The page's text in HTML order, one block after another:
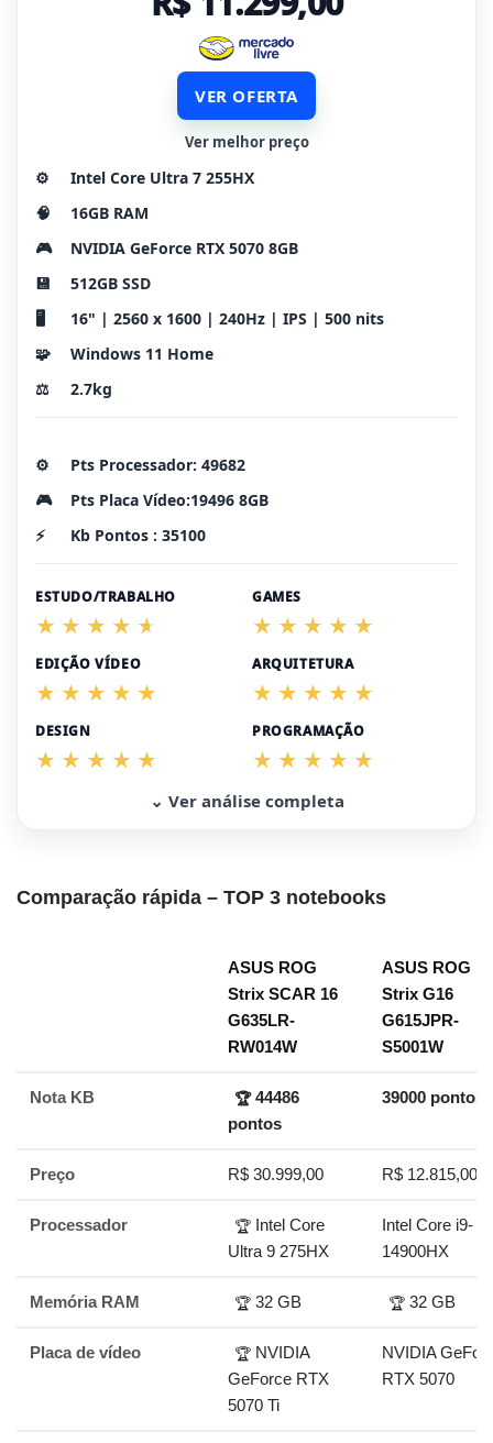
VER OFERTA
Ver melhor preço
⚙️
Intel Core Ultra 7 255HX
🧠
16GB RAM
🎮
NVIDIA GeForce RTX 5070 8GB
💾
512GB SSD
🖥️
16" | 2560 x 1600 | 240Hz | IPS | 500 nits
🧩
Windows 11 Home
⚖️
2.7kg
⚙️
Pts Processador: 49682
🎮
Pts Placa Vídeo:19496 8GB
⚡
Kb Pontos : 35100
ESTUDO/TRABALHO GAMES
EDIÇÃO VÍDEO ARQUITETURA
DESIGN PROGRAMAÇÃO
⌄ Ver análise completa
Comparação rápida – TOP 3 notebooks
ASUS ROG
Strix SCAR 16
G635LR-
RW014W
ASUS ROG
Strix G16
G615JPR-
S5001W
Nota KB 🏆44486
pontos
39000 pontos
Preço R$ 30.999,00 R$ 12.815,00
Processador 🏆 Intel Core
Ultra 9 275HX
Intel Core i9-
14900HX
Memória RAM 🏆 32 GB 🏆 32 GB
Placa de vídeo 🏆 NVIDIA
GeForce RTX
5070 Ti
NVIDIA
RTX 5070